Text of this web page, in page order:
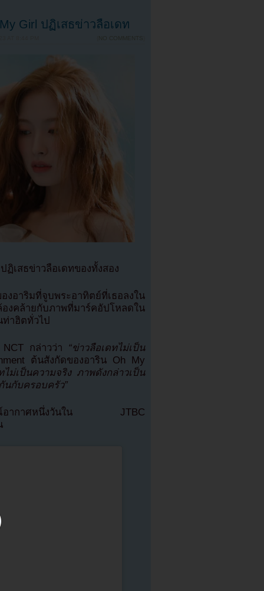
Girl ปฏิเสธข่าวลือเดท
ฏิเสธข่าวลือเดทของทั้งสอง
อาริมที่จูบพระอาทิตย์ที่เธอลงใน
คล้ายกับภาพที่มาร์คอัปโหลดใน
าฮิตทั่วไป
กล่าวว่า “ข่าวลือเดทไม่เป็น
ต้นสังกัดของอาริน Oh My
ไม่เป็นความจริง ภาพดังกล่าวเป็น
กับครอบครัว”
กรณ์อากาศหนึ่งวันใน JTBC